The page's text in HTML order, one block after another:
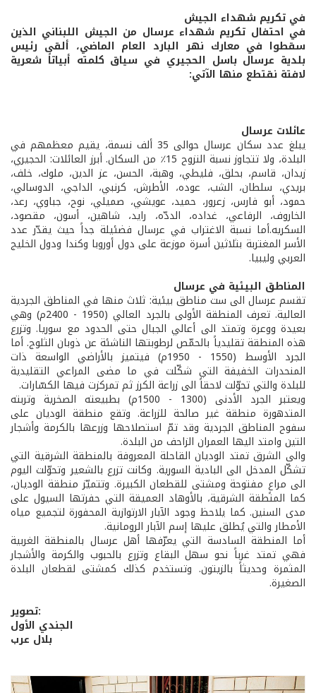
في تكريم شهداء الجيش
في احتفال تكريم شهداء عرسال من الجيش اللبناني الذين
سقطوا في معارك نهر البارد العام الماضي، ألقى رئيس
بلدية عرسال باسل الحجيري في سياق كلمته أبياتاً شعرية
لافتة نقتطع منها الآتي:
عائلات عرسال
يبلغ عدد سكان عرسال حوالى 35 ألف نسمة، يقيم معظمهم في
البلدة، ولا تتجاوز نسبة النزوح 15٪ من السكان. أبرز العائلات: الحجيري،
زيدان، قاسم، بحلق، فليطي، وهبة، الحسن، عز الدين، ملوك، خلف،
بريدي، سلطان، الشب، عوده، الأطرش، كرنبي، الداجي، الدوسالي،
حمود، أبو فارس، زعرور، حميد، عويشي، صميلي، نوح، جباوي، رعد،
الخاروف، الرفاعي، غداده، الددّه، رايد، شاهين، أسون، مقصود،
السكريه.أما نسبة الاغتراب في عرسال فضئيلة جداً حيث يقدّر عدد
الأسر المغتربة بثلاثين أسرة موزعة على دول أوروبا وكندا ودول الخليج
العربي وليبيا.
المناطق البيئية في عرسال
تقسم عرسال الى ست مناطق بيئية: ثلاث منها في المناطق الجردية
العالية. تعرف المنطقة الأولى بالجرد العالي (1950 - 2400م) وهي
بعيدة ووعرة وتمتد الى أعالي الجبال حتى الحدود مع سوريا. وتزرع
هذه المنطقة تقليدياً بالحمّص لرطوبتها الناشئة عن ذوبان الثلوج. أما
الجرد الأوسط (1550 - 1950م) فيتميز بالأراضي الواسعة ذات
المنحدرات الخفيفة التي شكّلت في ما مضى المراعي التقليدية
للبلدة والتي تحوّلت لاحقاً الى زراعة الكرز ثم تمركزت فيها الكسّارات.
ويعتبر الجرد الأدنى (1300 - 1500م) بطبيعته الصخرية وتربته
المتدهورة منطقة غير صالحة للزراعة. وتقع منطقة الوديان على
سفوح المناطق الجردية وقد تمّ استصلاحها وزرعها بالكرمة وأشجار
التين وامتد اليها العمران الزاحف من البلدة.
والى الشرق تمتد الوديان القاحلة المعروفة بالمنطقة الشرقية التي
تشكّل المدخل الى البادية السورية. وكانت تزرع بالشعير وتحوّلت اليوم
الى مراعٍ مفتوحة ومشتى للقطعان الكبيرة. وتتميّز منطقة الوديان،
كما المنطقة الشرقية، بالأوهاد العميقة التي حفرتها السيول على
مدى السنين. كما يلاحظ وجود الآبار الارتوازية المحفورة لتجميع مياه
الأمطار والتي يُطلق عليها إسم الآبار الرومانية.
أما المنطقة السادسة التي يعرّفها أهل عرسال بالمنطقة الغربية
فهي تمتد غرباً نحو سهل البقاع وتزرع بالحبوب والكرمة والأشجار
المثمرة وحديثاً بالزيتون. وتستخدم كذلك كمشتى لقطعان البلدة
الصغيرة.
تصوير:
الجندي الأول
بلال عرب